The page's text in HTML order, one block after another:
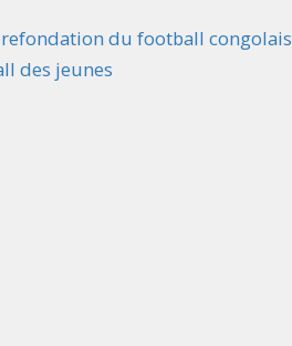
refondation du football congolais
des jeunes